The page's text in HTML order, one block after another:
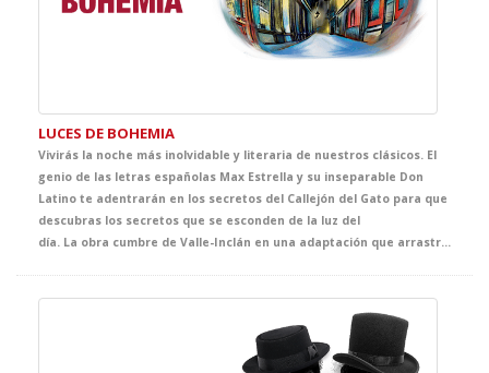
LUCES DE BOHEMIA
Vivirás la noche más inolvidable y literaria de nuestros clásicos. El
genio de las letras españolas Max Estrella y su inseparable Don
Latino te adentrarán en los secretos del Callejón del Gato para que
descubras los secretos que se esconden de la luz del